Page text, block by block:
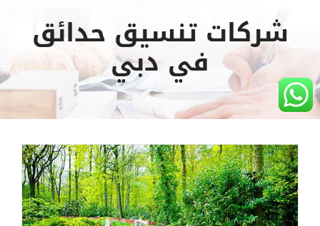
شركات تنسيق حدائق
في دبي